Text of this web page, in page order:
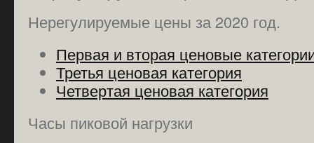
Нерегулируемые цены за 2020 год.
Первая и вторая ценовые
Третья ценовая категория
Четвертая ценовая категория
Часы пиковой нагрузки